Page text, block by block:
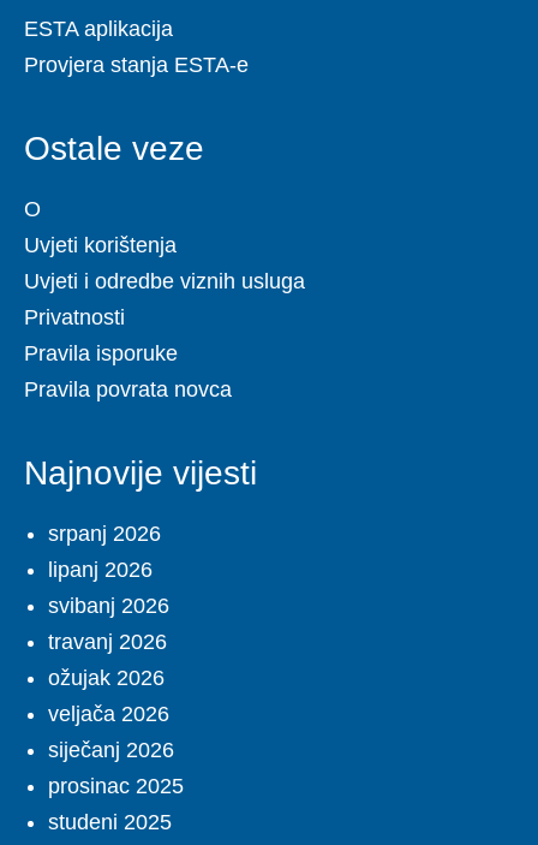
ESTA aplikacija
Provjera stanja ESTA-e
Ostale veze
O
Uvjeti korištenja
Uvjeti i odredbe viznih usluga
Privatnosti
Pravila isporuke
Pravila povrata novca
Najnovije vijesti
srpanj 2026
lipanj 2026
svibanj 2026
travanj 2026
ožujak 2026
veljača 2026
siječanj 2026
prosinac 2025
studeni 2025